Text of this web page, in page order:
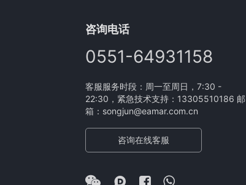
咨询电话
0551-64931158
客服服务时段：周一至周日，7:30 -
22:30，紧急技术支持：13305510186 邮
箱：songjun@eamar.com.cn
咨询在线客服